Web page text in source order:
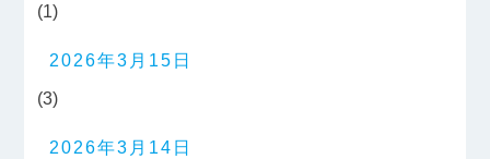
(1)
2026年3月15日
(3)
2026年3月14日